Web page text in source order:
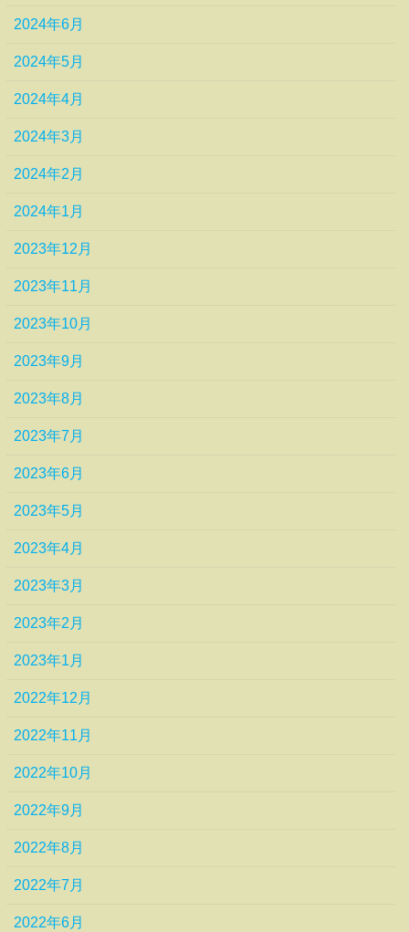
2024年6月
2024年5月
2024年4月
2024年3月
2024年2月
2024年1月
2023年12月
2023年11月
2023年10月
2023年9月
2023年8月
2023年7月
2023年6月
2023年5月
2023年4月
2023年3月
2023年2月
2023年1月
2022年12月
2022年11月
2022年10月
2022年9月
2022年8月
2022年7月
2022年6月